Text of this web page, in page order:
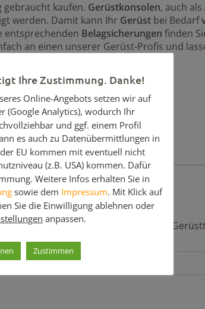
kaufen. Gerüstkonsolen, auch als
werden. Damit kann Ihr Gerüst bei Bedarf
entsprechenden Belagsicherungen finden
an einen unserer Gerüst-Profis und
Stückzahl an!
/ gebraucht
ohne Rohrverbinder* sowie weitere
Ihre Zustimmung. Danke!
Online-Angebots setzen wir auf
(Google Analytics), wodurch Ihr
und ggf. einem Profil
es auch zu Datenübermittlungen in
EU kommen mit eventuell nicht
(z.B. USA) kommen. Dafür
Weitere Infos erhalten Sie in
sowie dem Impressum. Mit Klick auf
Sie die Einwilligung ablehnen oder
anpassen.
Zustimmen